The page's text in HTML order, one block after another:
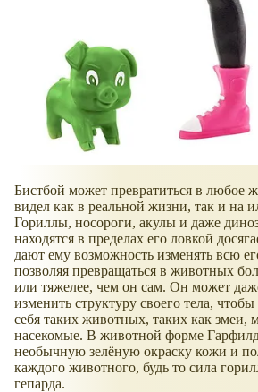
Бистбой может превратиться в любое
видел как в реальной жизни, так и на
Гориллы, носороги, акулы и даже
находятся в пределах его ловкой
дают ему возможность изменять всю
позволяя превращаться в животных
или тяжелее, чем он сам. Он может
изменить структуру своего тела,
себя таких животных, таких как змеи,
насекомые. В животной форме
необычную зелёную окраску кожи и
каждого животного, будь то сила
гепарда.